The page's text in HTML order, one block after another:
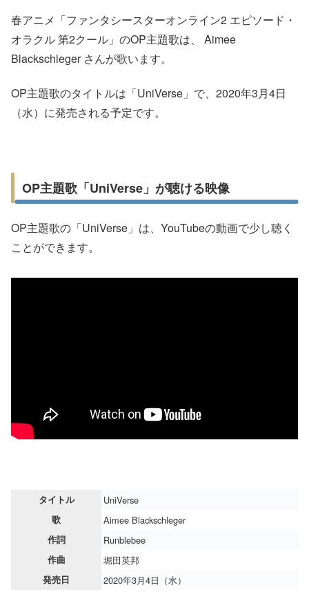
春アニメ「ファンタシースターオンライン2 エピソード・
オラクル 第2クール」のOP主題歌は、 Aimee
Blackschleger さんが歌います。
OP主題歌のタイトルは「UniVerse」で、2020年3月4日
（水）に発売される予定です。
OP主題歌「UniVerse」が聴ける映像
OP主題歌の「UniVerse」は、YouTubeの動画で少し聴く
ことができます。
タイトル UniVerse
歌 Aimee Blackschleger
作詞 Runblebee
作曲 堀田英邦
発売日 2020年3月4日（水）